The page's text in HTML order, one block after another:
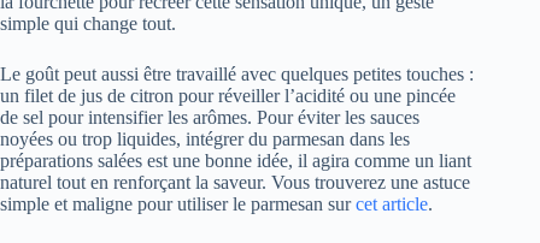
simple qui change tout.
Le goût peut aussi être travaillé avec quelques petites touches :
un filet de jus de citron pour réveiller l’acidité ou une pincée
de sel pour intensifier les arômes. Pour éviter les sauces
noyées ou trop liquides, intégrer du parmesan dans les
préparations salées est une bonne idée, il agira comme un liant
naturel tout en renforçant la saveur. Vous trouverez une astuce
simple et maligne pour utiliser le parmesan surcet article.